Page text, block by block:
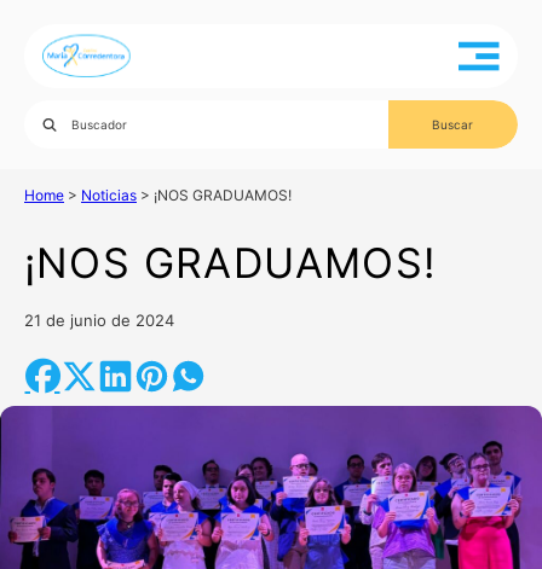
Home > Noticias > ¡NOS GRADUAMOS!
¡NOS GRADUAMOS!
21 de junio de 2024